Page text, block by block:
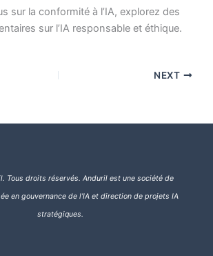
sur la conformité à l’IA, explorez des
sur l’IA responsable et éthique.
NEXT
Tous droits réservés. Anduril est une société de
en gouvernance de l’IA et direction de projets IA
stratégiques.